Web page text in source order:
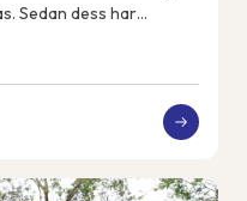
Sedan dess har